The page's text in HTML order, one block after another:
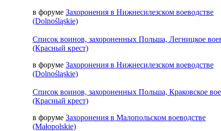
в форуме Захоронения в Нижнесилезском воеводстве
(Dolnośląskie)
Список воинов, захороненных Польша, Легницкое
(Красный крест)
в форуме Захоронения в Нижнесилезском воеводстве
(Dolnośląskie)
Список воинов, захороненных Польша, Краковское
(Красный крест)
в форуме Захоронения в Малопольском воеводстве
(Małopolskie)